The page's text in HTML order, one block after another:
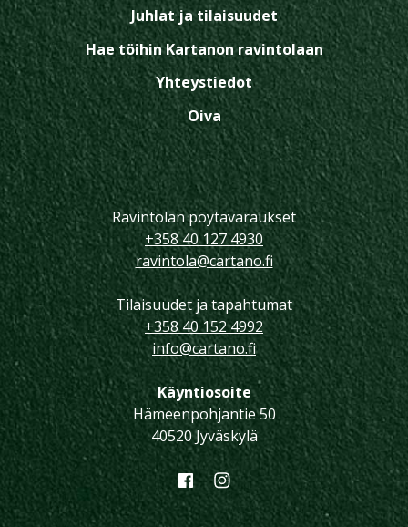
Juhlat ja tilaisuudet
Hae töihin Kartanon ravintolaan
Yhteystiedot
Oiva
Ravintolan pöytävaraukset
+358 40 127 4930
ravintola@cartano.fi
Tilaisuudet ja tapahtumat
+358 40 152 4992
info@cartano.fi
Käyntiosoite
Hämeenpohjantie 50
40520 Jyväskylä
FacebookInstagram